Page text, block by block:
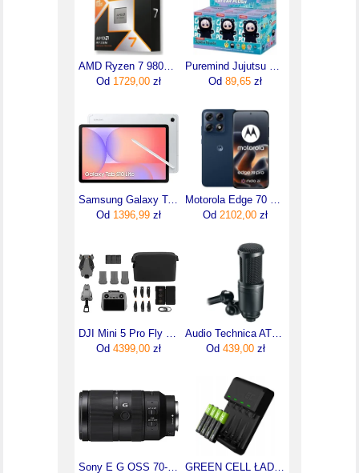
AMD Ryzen 7 9800X3D 4,7GHz OEM
Od 1729,00 zł
Puremind Jujutsu Kaisen Figurka Z Pluszem Mix
Od 89,65 zł
Samsung Galaxy Tab S10 Lite 10.9" 6/128GB WiFi srebrny (SMX400NZSREUE)
Od 1396,99 zł
Motorola Edge 70 Pro 8/256GB Granatowy
Od 2102,00 zł
DJI Mini 5 Pro Fly More Combo (DJI RC2)
Od 4399,00 zł
Audio Technica AT2020
Od 439,00zł
Sony E G OSS 70-350 mm f/4.5-6.3 SEL70350G GREEN CELL ŁADOWARKA AA AAA + 4X AKUMULATORKI BATERIE AAA R03